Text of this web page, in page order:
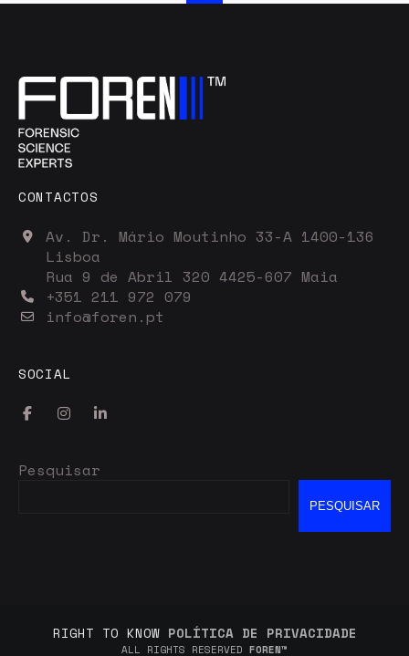
CONTACTOS
Av. Dr. Mário Moutinho 33-A 1400-136
Lisboa
Rua 9 de Abril 320 4425-607 Maia
+351 211 972 079
info@foren.pt
SOCIAL
Pesquisar
PESQUISAR
RIGHT TO KNOW POLÍTICA DE PRIVACIDADE
ALL RIGHTS RESERVED FOREN™